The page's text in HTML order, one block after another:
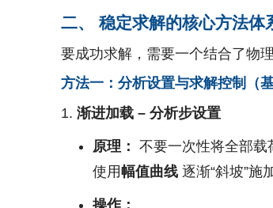
二、 稳定求解的核心方法体
要成功求解，需要一个结合了物
方法一：分析设置与求解控制（基
渐进加载 – 分析步设置
原理： 不要一次性将全部载
使用幅值曲线 逐渐“斜坡”施
操作：